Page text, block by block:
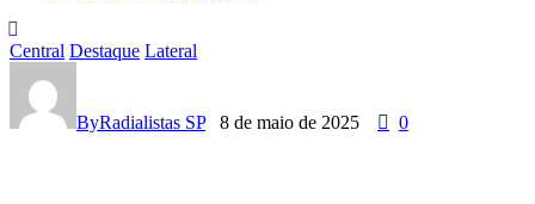
Central Destaque Lateral
É
ByRadialistas SP 8 de maio de 2025 0